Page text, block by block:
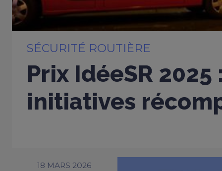
SÉCURITÉ ROUTIÈRE
Prix IdéeSR 2025
initiatives
18 MARS 2026